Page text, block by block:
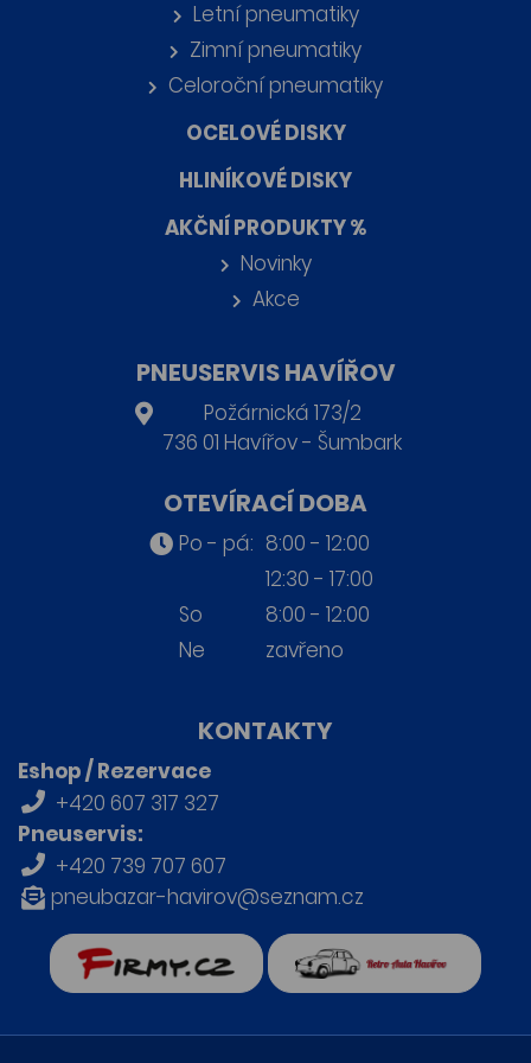
Letní pneumatiky
Zimní pneumatiky
Celoroční pneumatiky
OCELOVÉ DISKY
HLINÍKOVÉ DISKY
AKČNÍ PRODUKTY %
Novinky
Akce
PNEUSERVIS HAVÍŘOV
Požárnická 173/2
736 01 Havířov - Šumbark
OTEVÍRACÍ DOBA
Po - pá: 8:00 - 12:00
12:30 - 17:00
So
8:00 - 12:00
Ne
zavřeno
KONTAKTY
Eshop / Rezervace
+420 607 317 327
Pneuservis:
+420 739 707 607
pneubazar-havirov@seznam.cz
Retro auta Havířov